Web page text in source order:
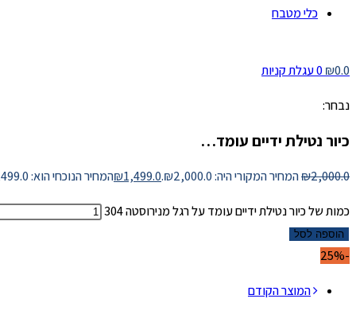
כלי מטבח
₪0.0
0 עגלת קניות
נבחר:
כיור נטילת ידיים עומד…
₪2,000.0 המחיר המקורי היה: ₪2,000.0. ₪1,499.0 המחיר הנוכחי הוא: ₪1,499.0.
כמות של כיור נטילת ידיים עומד על רגל מנירוסטה 304
הוספה לסל
המוצר הקודם